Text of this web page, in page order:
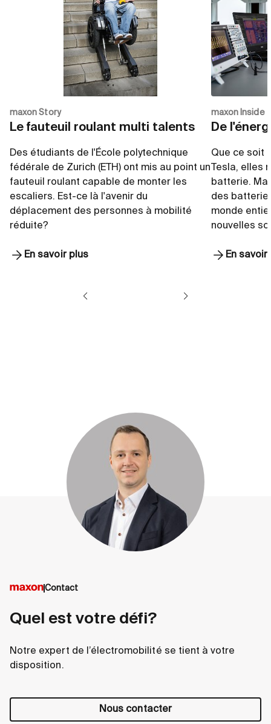
maxon Story
Le fauteuil roulant multi talents
Des étudiants de l'École polytechnique
fédérale de Zurich (ETH) ont mis au point un
fauteuil roulant capable de monter les
escaliers. Est-ce là l'avenir du
déplacement des personnes à mobilité
réduite?
En savoir plus
maxon Inside
De
Que ce soit
Tesla, elles
batterie.
des
monde
nouvelles
En savoir
Contact
Quel est votre défi?
Notre expert de l’électromobilité se tient à votre
disposition.
Nous contacter